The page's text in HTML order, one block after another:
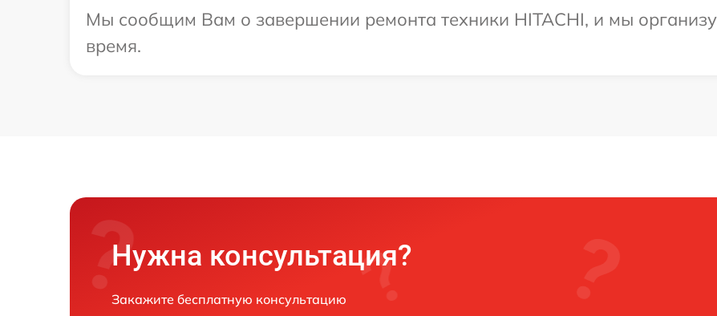
Мы сообщим Вам о завершении ремонта техники HITACHI, и мы
время.
Нужна консультация?
Закажите бесплатную консультацию